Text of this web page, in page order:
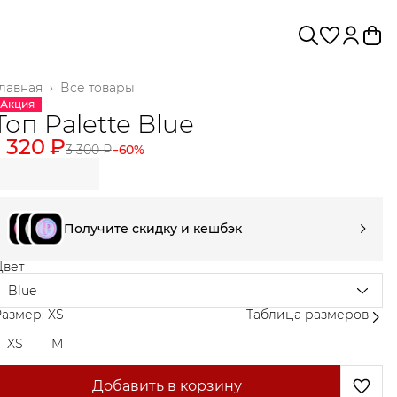
Все товары
›
Акция
Palette Blue
320 ₽3 300 ₽−60%
Получите скидку и кешбэк
Blue
XS
Таблица размеров
XS
M
Добавить в корзину